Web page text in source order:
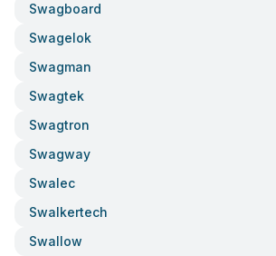
Swagboard
Swagelok
Swagman
Swagtek
Swagtron
Swagway
Swalec
Swalkertech
Swallow